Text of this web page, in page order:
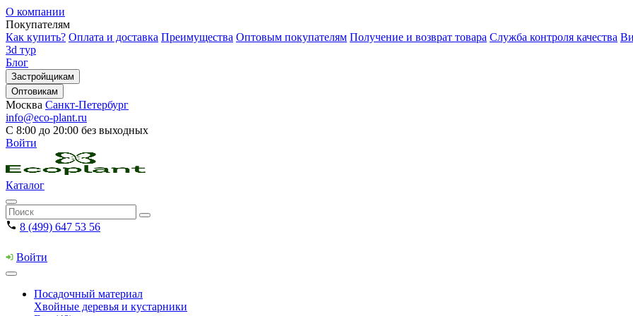
О компании
Покупателям
Как купить? Оплата и доставка Преимущества Оптовым покупателям Получение и возврат товара Служба контроля качества
3d тур
Блог
Застройщикам
Оптовикам
Москва Санкт-Петербург
info@eco-plant.ru
С 8:00 до 20:00 без выходных
Войти
Каталог
8 (499) 647 53 56
Войти
Посадочный материал
Хвойные деревья и кустарники